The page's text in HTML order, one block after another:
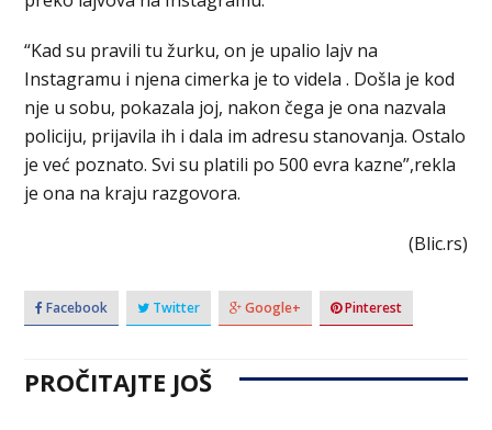
“Kad su pravili tu žurku, on je upalio lajv na
Instagramu i njena cimerka je to videla . Došla je kod
nje u sobu, pokazala joj, nakon čega je ona nazvala
policiju, prijavila ih i dala im adresu stanovanja. Ostalo
je već poznato. Svi su platili po 500 evra kazne”,rekla
je ona na kraju razgovora.
(Blic.rs)
Facebook Twitter Google+ Pinterest
PROČITAJTE JOŠ